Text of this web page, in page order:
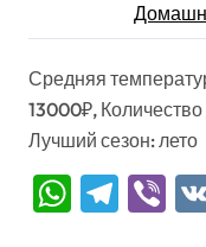
Средняя
13000₽,
Лучший сезон: лето